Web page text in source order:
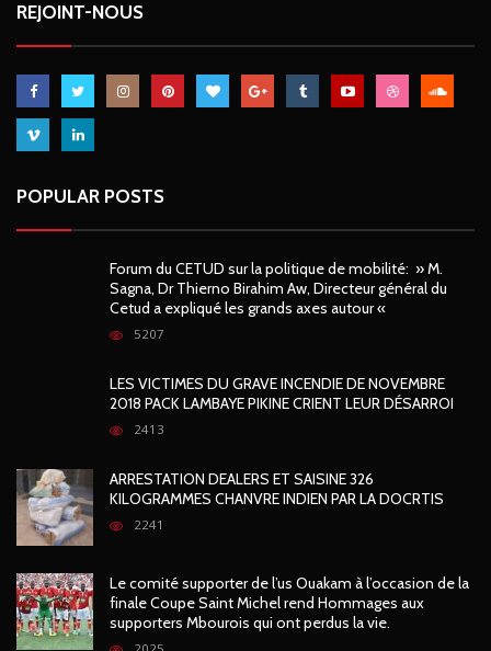
REJOINT-NOUS
POPULAR POSTS
Forum du CETUD sur la politique de mobilité: » M.
Sagna, Dr Thierno Birahim Aw, Directeur général du
Cetud a expliqué les grands axes autour «
5207
LES VICTIMES DU GRAVE INCENDIE DE NOVEMBRE
2018 PACK LAMBAYE PIKINE CRIENT LEUR DÉSARROI
2413
ARRESTATION DEALERS ET SAISINE 326
KILOGRAMMES CHANVRE INDIEN PAR LA DOCRTIS
2241
Le comité supporter de l’us Ouakam à l’occasion de la
finale Coupe Saint Michel rend Hommages aux
supporters Mbourois qui ont perdus la vie.